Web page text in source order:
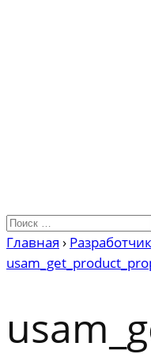
Главная ›